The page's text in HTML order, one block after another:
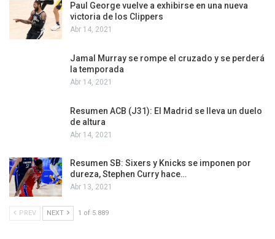
Paul George vuelve a exhibirse en una nueva
victoria de los Clippers
Abr 14, 2021
Jamal Murray se rompe el cruzado y se perderá
la temporada
Abr 14, 2021
Resumen ACB (J31): El Madrid se lleva un duelo
de altura
Abr 14, 2021
Resumen SB: Sixers y Knicks se imponen por
dureza, Stephen Curry hace…
Abr 13, 2021
PREV NEXT 1 of 5.889